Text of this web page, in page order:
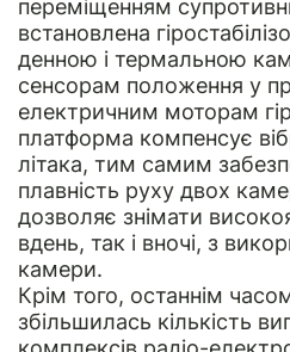
переміщенням
встановлена
денною і термальною
сенсорам положення у
електричним моторам
платформа компенсує
літака, тим самим
плавність руху двох
дозволяє знімати
вдень, так і вночі, з
камери.
Крім того, останнім
збільшилась кількість